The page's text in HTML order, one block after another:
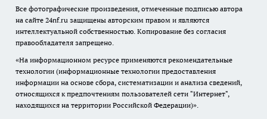
Все фотографические произведения, отмеченные подписью автора
на сайте 24nf.ru защищены авторским правом и являются
интеллектуальной собственностью. Копирование без согласия
правообладателя запрещено.
«На информационном ресурсе применяются рекомендательные
технологии (информационные технологии предоставления
информации на основе сбора, систематизации и анализа сведений,
относящихся к предпочтениям пользователей сети "Интернет",
находящихся на территории Российской Федерации)».